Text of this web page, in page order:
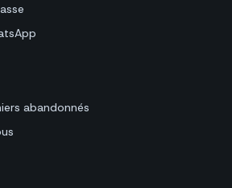
abandonnés